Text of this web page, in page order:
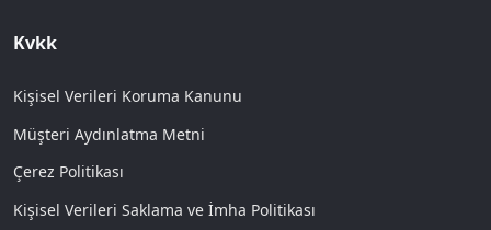
Kvkk
Kişisel Verileri Koruma Kanunu
Müşteri Aydınlatma Metni
Çerez Politikası
Kişisel Verileri Saklama ve İmha Politikası